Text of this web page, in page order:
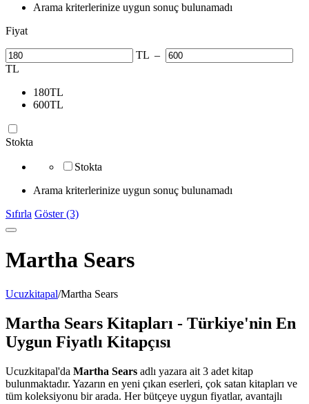
Arama kriterlerinize uygun sonuç bulunamadı
Fiyat
TL –
TL
180TL
600TL
Stokta
Stokta
Arama kriterlerinize uygun sonuç bulunamadı
Sıfırla Göster (3)
Martha Sears
Ucuzkitapal/Martha Sears
Martha Sears Kitapları - Türkiye'nin En
Uygun Fiyatlı Kitapçısı
Ucuzkitapal'da Martha Sears adlı yazara ait 3 adet kitap
bulunmaktadır. Yazarın en yeni çıkan eserleri, çok satan kitapları ve
tüm koleksiyonu bir arada. Her bütçeye uygun fiyatlar, avantajlı